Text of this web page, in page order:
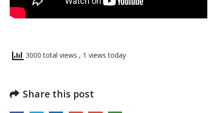
3000 total views , 1 views today
Share this post